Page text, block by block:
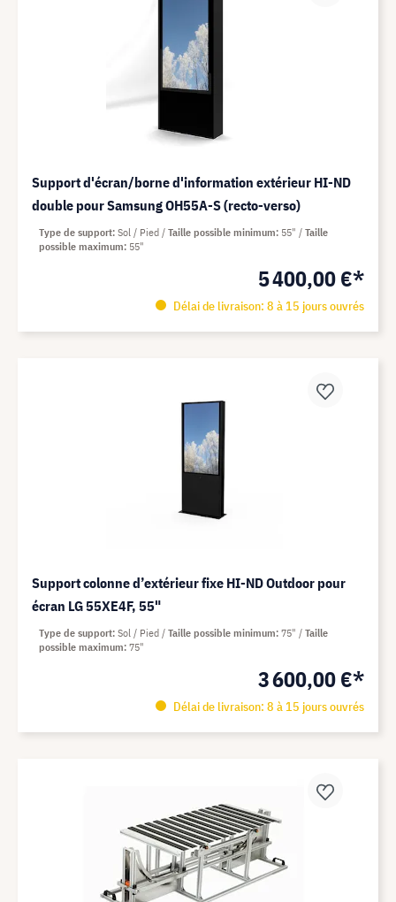
Support d'écran/borne d'information extérieur HI-ND
double pour Samsung OH55A-S (recto-verso)
5 400,00 €*
Délai de livraison: 8 à 15 jours ouvrés
Type de support Sol / Pied Taille possible minimum 55"
Taille
possible maximum 55"
Support colonne d’extérieur fixe HI-ND Outdoor pour
écran LG 55XE4F, 55"
3 600,00 €*
Délai de livraison: 8 à 15 jours ouvrés
Type de support Sol / Pied Taille possible minimum 75"
Taille
possible maximum 75"